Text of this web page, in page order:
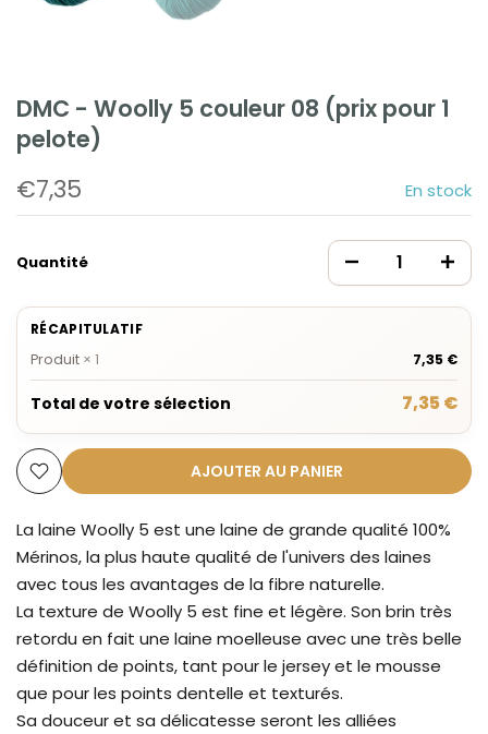
DMC - Woolly 5 couleur 08 (prix pour 1
pelote)
€7,35 En stock
Quantité
RÉCAPITULATIF
Produit × 1 7,35 €
Total de votre sélection 7,35 €
AJOUTER AU PANIER
La laine Woolly 5 est une laine de grande qualité 100%
Mérinos, la plus haute qualité de l'univers des laines
avec tous les avantages de la fibre naturelle.
La texture de Woolly 5 est fine et légère. Son brin très
retordu en fait une laine moelleuse avec une très belle
définition de points, tant pour le jersey et le mousse
que pour les points dentelle et texturés.
Sa douceur et sa délicatesse seront les alliées